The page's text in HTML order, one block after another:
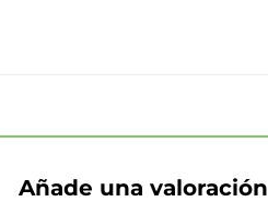
Añade una valoración